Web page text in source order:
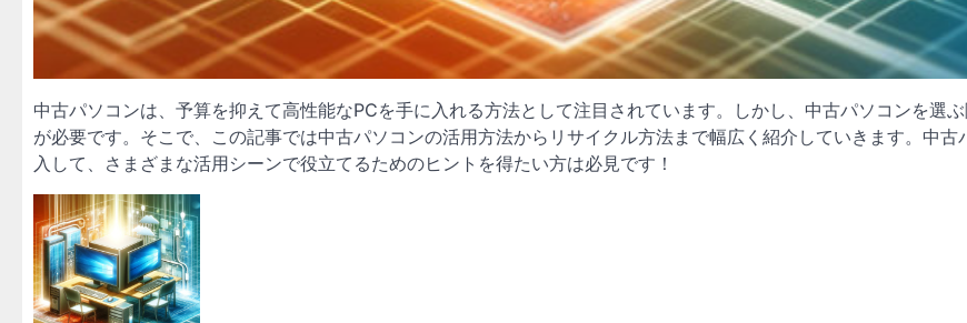
中古パソコンは、予算を抑えて高性能なPCを手に入れる方法として注目されています。しかし、中古パソコンを選
が必要です。そこで、この記事では中古パソコンの活用方法からリサイクル方法まで幅広く紹介していきます。中古
入して、さまざまな活用シーンで役立てるためのヒントを得たい方は必見です！